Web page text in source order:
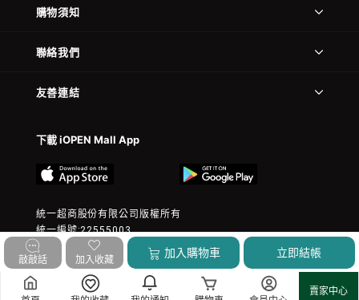
賣家中心
敲敲話 加入收藏
加入購物車 立即結帳
購物須知
聯絡我們
友善連結
下載 iOPEN Mall App
統一超商股份有限公司版權所有
統一編號:22555003
© 2023 President Chain Store Corp. All rights reserved.